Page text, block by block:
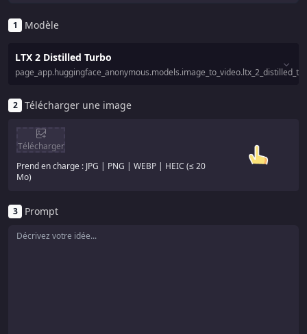
1 Modèle
LTX 2 Distilled Turbo
2 Télécharger une image
Télécharger
Prend en charge : JPG | PNG | WEBP | HEIC (≤ 20
Mo)
3 Prompt